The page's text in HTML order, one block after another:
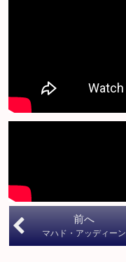
前へ
マハド・アッディーン